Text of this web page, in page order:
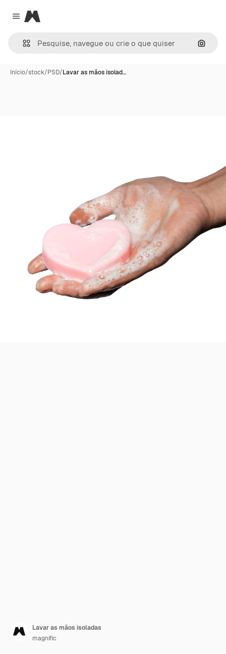
Close menu
Magnific
Início/stock/PSD/Lavar as mãos isolad…
Lavar as mãos isoladas
magnific